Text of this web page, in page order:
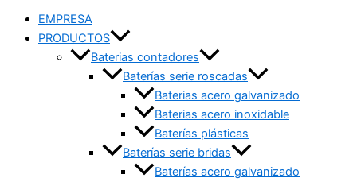
EMPRESA
PRODUCTOS
Baterias contadores
Baterías serie roscadas
Baterias acero galvanizado
Baterias acero inoxidable
Baterías plásticas
Baterías serie bridas
Baterías acero galvanizado